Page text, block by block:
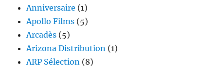
Anniversaire (1)
Apollo Films (5)
Arcadès (5)
Arizona Distribution (1)
ARP Sélection (8)